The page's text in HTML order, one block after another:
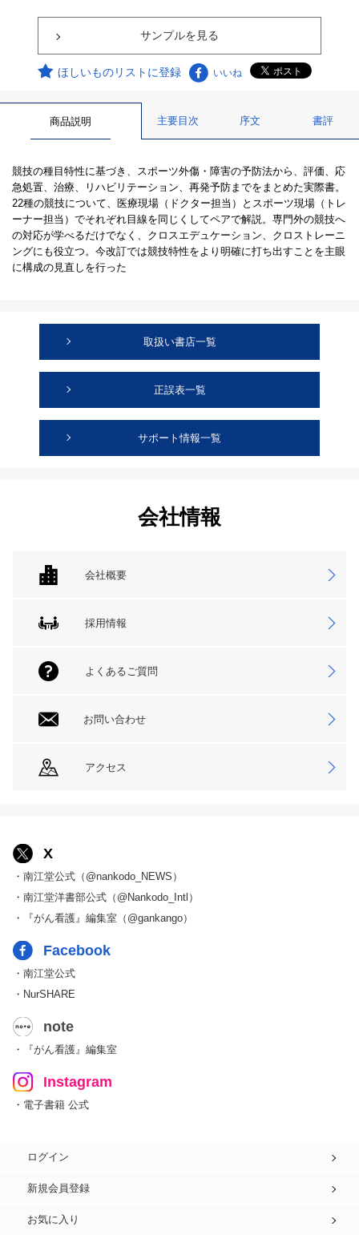
サンプルを見る
ほしいものリストに登録 いいね
商品説明 主要目次 序文 書評
競技の種目特性に基づき、スポーツ外傷・障害の予防法から、評価、応
急処置、治療、リハビリテーション、再発予防までをまとめた実際書。
22種の競技について、医療現場（ドクター担当）とスポーツ現場（トレ
ーナー担当）でそれぞれ目線を同じくしてペアで解説。専門外の競技へ
の対応が学べるだけでなく、クロスエデュケーション、クロストレーニ
ングにも役立つ。今改訂では競技特性をより明確に打ち出すことを主眼
に構成の見直しを行った
取扱い書店一覧
正誤表一覧
サポート情報一覧
会社情報
会社概要
採用情報
よくあるご質問
お問い合わせ
アクセス
X
・南江堂公式（@nankodo_NEWS）
・南江堂洋書部公式（@Nankodo_Intl）
・『がん看護』編集室（@gankango）
Facebook
・南江堂公式
・NurSHARE
note
・『がん看護』編集室
Instagram
・電子書籍 公式
ログイン
新規会員登録
お気に入り